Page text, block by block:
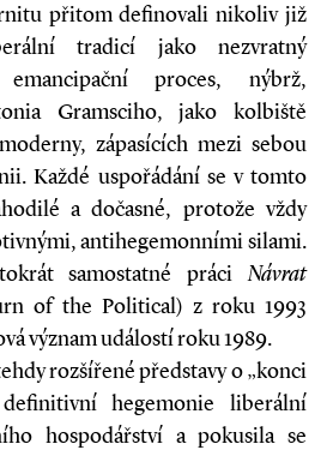
přitom definovali nikoliv již
tradicí jako nezvratný
proces, nýbrž,
Gramsciho, jako kolbiště
zápasících mezi sebou
Každé uspořádání se v tomto
a dočasné, protože vždy
antihegemonními silami.
samostatné práciNávrat
of the Political) z roku 1993
význam událostí roku 1989.
rozšířené představy o „konci
hegemonie liberální
hospodářství a pokusila se